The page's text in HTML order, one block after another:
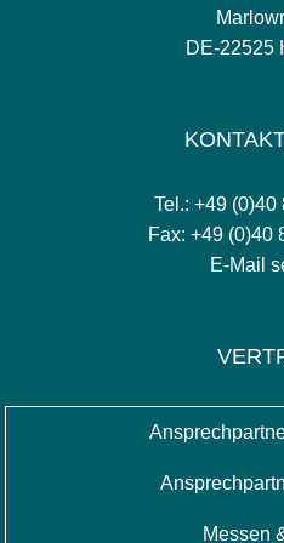
DE-22525
Tel.: +49
Fax: +49 (0)40
E-Mail
Messen